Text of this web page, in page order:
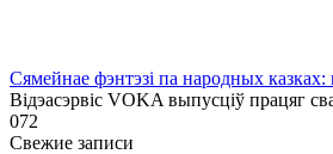
Сямейнае фэнтэзі па народных
Відэасэрвіс VOKA выпусціў працяг
072
Свежие записи